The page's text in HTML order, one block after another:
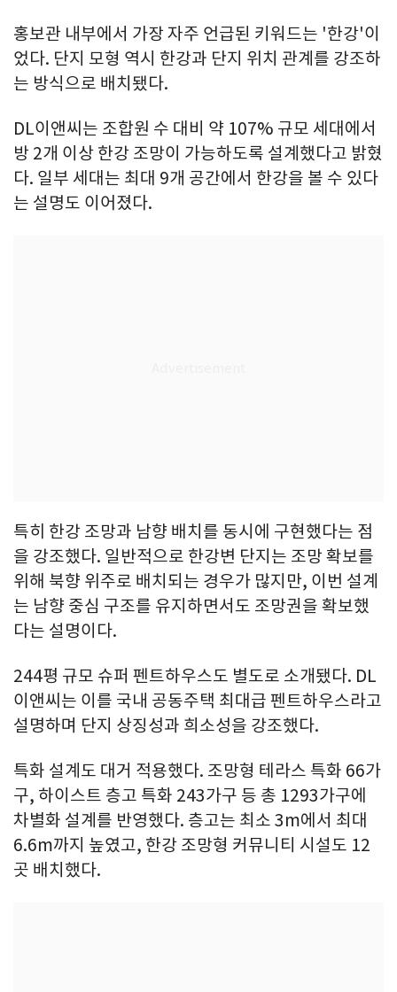
홍보관 내부에서 가장 자주 언급된 키워드는 '한강'이
었다. 단지 모형 역시 한강과 단지 위치 관계를 강조하
는 방식으로 배치됐다.
DL이앤씨는 조합원 수 대비 약 107% 규모 세대에서
방 2개 이상 한강 조망이 가능하도록 설계했다고 밝혔
다. 일부 세대는 최대 9개 공간에서 한강을 볼 수 있다
는 설명도 이어졌다.
특히 한강 조망과 남향 배치를 동시에 구현했다는 점
을 강조했다. 일반적으로 한강변 단지는 조망 확보를
위해 북향 위주로 배치되는 경우가 많지만, 이번 설계
는 남향 중심 구조를 유지하면서도 조망권을 확보했
다는 설명이다.
244평 규모 슈퍼 펜트하우스도 별도로 소개됐다. DL
이앤씨는 이를 국내 공동주택 최대급 펜트하우스라고
설명하며 단지 상징성과 희소성을 강조했다.
특화 설계도 대거 적용했다. 조망형 테라스 특화 66가
구, 하이스트 층고 특화 243가구 등 총 1293가구에
차별화 설계를 반영했다. 층고는 최소 3m에서 최대
6.6m까지 높였고, 한강 조망형 커뮤니티 시설도 12
곳 배치했다.